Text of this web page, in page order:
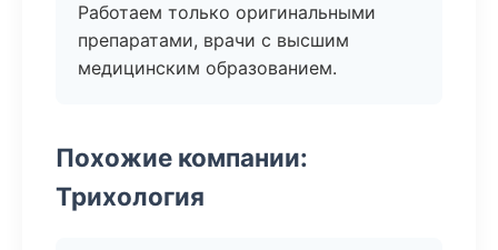
Работаем только оригинальными
препаратами, врачи с высшим
медицинским образованием.
Похожие компании:
Трихология